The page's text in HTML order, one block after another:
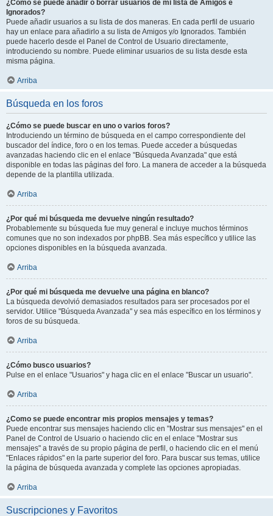
¿Cómo se puede añadir o borrar usuarios de mi lista de Amigos e
Ignorados?
Puede añadir usuarios a su lista de dos maneras. En cada perfil de usuario
hay un enlace para añadirlo a su lista de Amigos y/o Ignorados. También
puede hacerlo desde el Panel de Control de Usuario directamente,
introduciendo su nombre. Puede eliminar usuarios de su lista desde esta
misma página.
Arriba
Búsqueda en los foros
¿Cómo se puede buscar en uno o varios foros?
Introduciendo un término de búsqueda en el campo correspondiente del
buscador del índice, foro o en los temas. Puede acceder a búsquedas
avanzadas haciendo clic en el enlace "Búsqueda Avanzada" que está
disponible en todas las páginas del foro. La manera de acceder a la búsqueda
depende de la plantilla utilizada.
Arriba
¿Por qué mi búsqueda me devuelve ningún resultado?
Probablemente su búsqueda fue muy general e incluye muchos términos
comunes que no son indexados por phpBB. Sea más específico y utilice las
opciones disponibles en la búsqueda avanzada.
Arriba
¿Por qué mi búsqueda me devuelve una página en blanco?
La búsqueda devolvió demasiados resultados para ser procesados por el
servidor. Utilice "Búsqueda Avanzada" y sea más específico en los términos y
foros de su búsqueda.
Arriba
¿Cómo busco usuarios?
Pulse en el enlace "Usuarios" y haga clic en el enlace "Buscar un usuario".
Arriba
¿Como se puede encontrar mis propios mensajes y temas?
Puede encontrar sus mensajes haciendo clic en "Mostrar sus mensajes" en el
Panel de Control de Usuario o haciendo clic en el enlace "Mostrar sus
mensajes" a través de su propio página de perfil, o haciendo clic en el menú
"Enlaces rápidos" en la parte superior del foro. Para buscar sus temas, utilice
la página de búsqueda avanzada y complete las opciones apropiadas.
Arriba
Suscripciones y Favoritos